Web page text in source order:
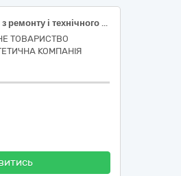
50530000-9 Послуги з ремонту і технічного обслуговування техніки Поточний ремонт внутрішньої мережі резервного електроживлення та освітлення на позаміському запасному пункті управління м. Немирів (ІТ)
ТОВАРИСТВО
КОМПАНІЯ